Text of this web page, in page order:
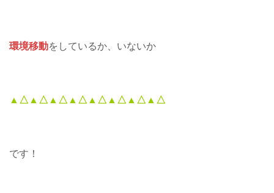
環境移動をしているか、いないか
▲△▲△▲△▲△▲△▲△▲△▲△
です！